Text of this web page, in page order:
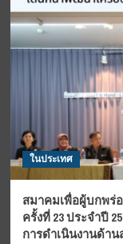
ในประเทศ
สมาคมเพื่อผู้บกพร่
ครั้งที่ 23 ประจำปี
การดำเนินงานด้า